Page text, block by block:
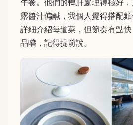
午餐。他們的鴨肝處理得極好
露醬汁偏鹹，我個人覺得搭配
詳細介紹每道菜，但節奏有點
品嚐，記得提前說。